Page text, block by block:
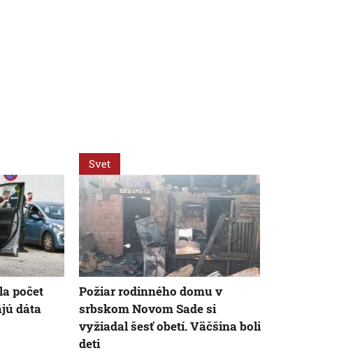
počet
dáta
Svet
Požiar rodinného domu v
srbskom Novom Sade si
vyžiadal šesť obetí. Väčšina boli
deti